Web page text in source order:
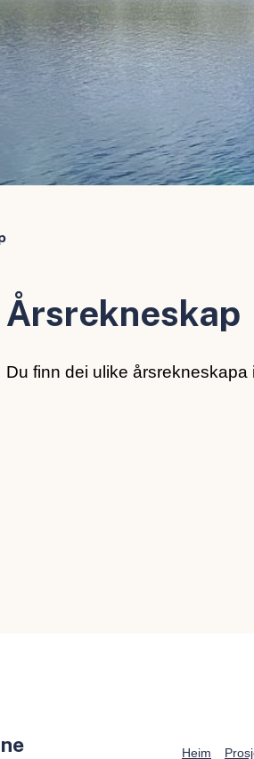
Årsrekneskap
Du finn dei ulike årsrekneskapa
Heim